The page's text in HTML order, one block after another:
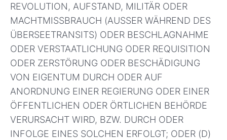
REVOLUTION, AUFSTAND, MILITÄR ODER
MACHTMISSBRAUCH (AUSSER WÄHREND DES
ÜBERSEETRANSITS) ODER BESCHLAGNAHME
ODER VERSTAATLICHUNG ODER REQUISITION
ODER ZERSTÖRUNG ODER BESCHÄDIGUNG
VON EIGENTUM DURCH ODER AUF
ANORDNUNG EINER REGIERUNG ODER EINER
ÖFFENTLICHEN ODER ÖRTLICHEN BEHÖRDE
VERURSACHT WIRD, BZW. DURCH ODER
INFOLGE EINES SOLCHEN ERFOLGT; ODER (D)